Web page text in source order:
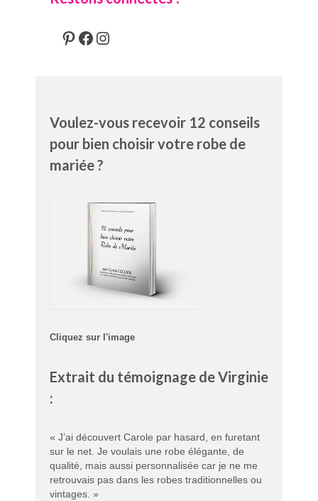
Pinterest
Facebook
Instagram
Voulez-vous recevoir 12 conseils
pour bien choisir votre robe de
mariée ?
Cliquez sur l'image
Extrait du témoignage de Virginie
:
« J’ai découvert Carole par hasard, en furetant
sur le net. Je voulais une robe élégante, de
qualité, mais aussi personnalisée car je ne me
retrouvais pas dans les robes traditionnelles ou
vintages. »